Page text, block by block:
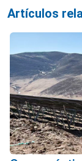
Artículos